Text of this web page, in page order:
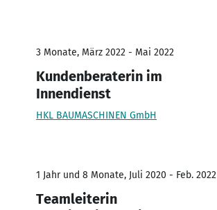
3 Monate, März 2022 - Mai 2022
Kundenberaterin im
Innendienst
HKL BAUMASCHINEN GmbH
1 Jahr und 8 Monate, Juli 2020 - Feb. 2022
Teamleiterin